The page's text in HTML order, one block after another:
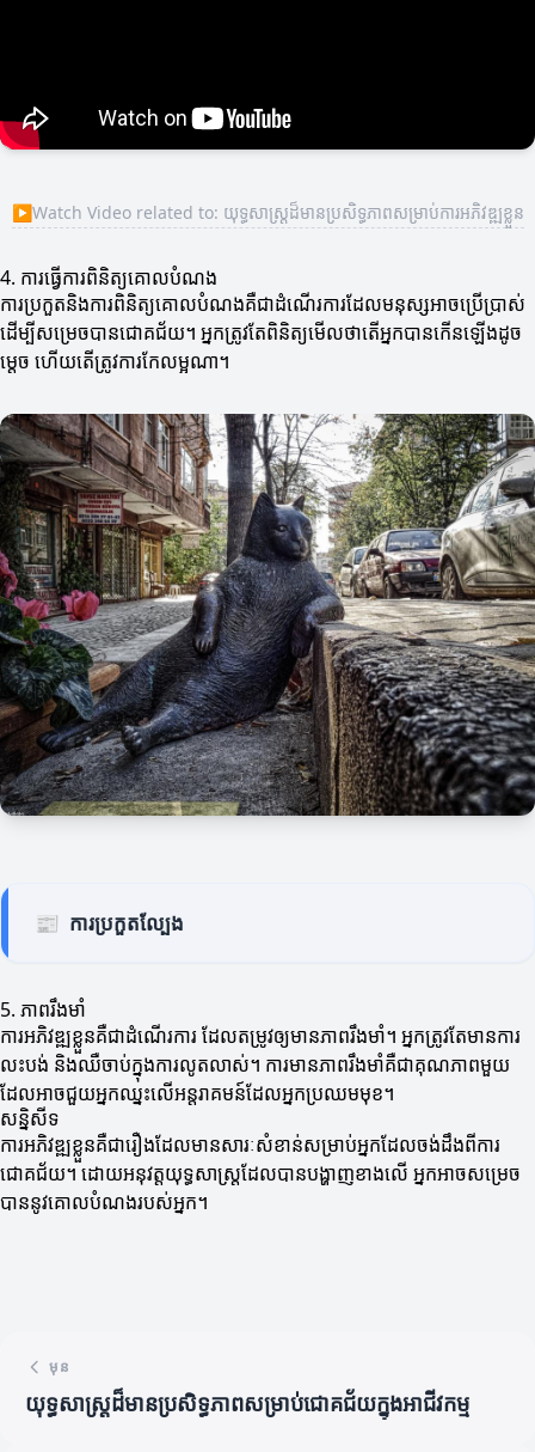
▶Watch Video related to: យុទ្ធសាស្ត្រដ៏មានប្រសិទ្ធភាពសម្រាប់ការអភិវឌ្ឍខ្លួន
4. ការធ្វើការពិនិត្យគោលបំណង
ការប្រកួតនិងការពិនិត្យគោលបំណងគឺជាដំណើរការដែលមនុស្សអាចប្រើប្រាស់
ដើម្បីសម្រេចបានជោគជ័យ។ អ្នកត្រូវតែពិនិត្យមើលថាតើអ្នកបានកើនឡើងដូច
ម្តេច ហើយតើត្រូវការកែលម្អណា។
📰 ការប្រកួតល្បែង
5. ភាពរឹងមាំ
ការអភិវឌ្ឍខ្លួនគឺជាដំណើរការ ដែលតម្រូវឲ្យមានភាពរឹងមាំ។ អ្នកត្រូវតែមានការ
លះបង់ និងឈឺចាប់ក្នុងការលូតលាស់។ ការមានភាពរឹងមាំគឺជាគុណភាពមួយ
ដែលអាចជួយអ្នកឈ្នះលើអន្តរាគមន៍ដែលអ្នកប្រឈមមុខ។
សន្និសីទ
ការអភិវឌ្ឍខ្លួនគឺជារឿងដែលមានសារៈសំខាន់សម្រាប់អ្នកដែលចង់ដឹងពីការ
ជោគជ័យ។ ដោយអនុវត្តយុទ្ធសាស្ត្រដែលបានបង្ហាញខាងលើ អ្នកអាចសម្រេច
បាននូវគោលបំណងរបស់អ្នក។
មុន
យុទ្ធសាស្ត្រដ៏មានប្រសិទ្ធភាពសម្រាប់ជោគជ័យក្នុងអាជីវកម្ម